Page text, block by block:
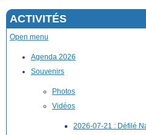
ACTIVITÉS
Open menu
Agenda 2026
Souvenirs
Photos
Vidéos
2026-07-21 : Défilé